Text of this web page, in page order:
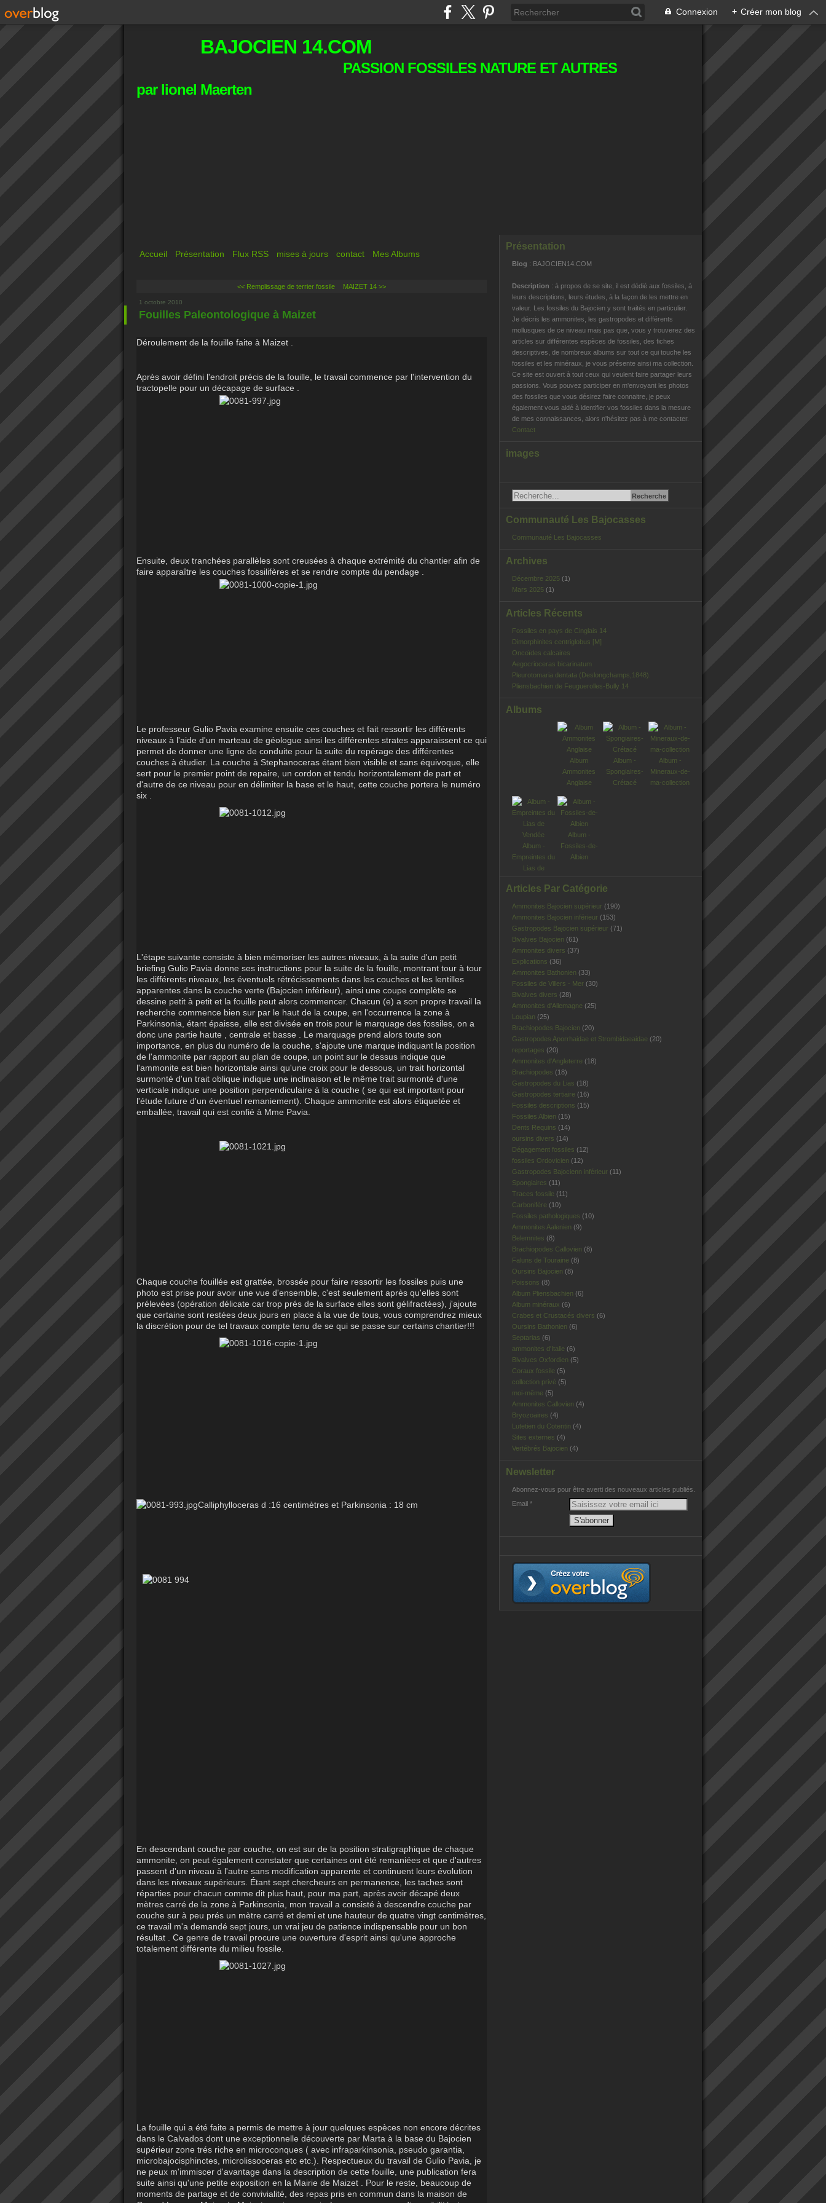
Connexion + Créer mon blog
BAJOCIEN 14.COM
PASSION FOSSILES NATURE ET AUTRES
par lionel Maerten
Accueil Présentation Flux RSS mises à jours contact Mes Albums
<< Remplissage de terrier fossile MAIZET 14 >>
1 octobre 2010
Fouilles Paleontologique à Maizet
Déroulement de la fouille faite à Maizet .
Après avoir défini l'endroit précis de la fouille, le travail commence par l'intervention du
tractopelle pour un décapage de surface .
Ensuite, deux tranchées parallèles sont creusées à chaque extrémité du chantier afin de
faire apparaître les couches fossilifères et se rendre compte du pendage .
Le professeur Gulio Pavia examine ensuite ces couches et fait ressortir les différents
niveaux à l'aide d'un marteau de géologue ainsi les différentes strates apparaissent ce qui
permet de donner une ligne de conduite pour la suite du repérage des différentes
couches à étudier. La couche à Stephanoceras étant bien visible et sans équivoque, elle
sert pour le premier point de repaire, un cordon et tendu horizontalement de part et
d'autre de ce niveau pour en délimiter la base et le haut, cette couche portera le numéro
six .
L'étape suivante consiste à bien mémoriser les autres niveaux, à la suite d'un petit
briefing Gulio Pavia donne ses instructions pour la suite de la fouille, montrant tour à tour
les différents niveaux, les éventuels rétrécissements dans les couches et les lentilles
apparentes dans la couche verte (Bajocien inférieur), ainsi une coupe complète se
dessine petit à petit et la fouille peut alors commencer. Chacun (e) a son propre travail la
recherche commence bien sur par le haut de la coupe, en l'occurrence la zone à
Parkinsonia, étant épaisse, elle est divisée en trois pour le marquage des fossiles, on a
donc une partie haute , centrale et basse . Le marquage prend alors toute son
importance, en plus du numéro de la couche, s'ajoute une marque indiquant la position
de l'ammonite par rapport au plan de coupe, un point sur le dessus indique que
l'ammonite est bien horizontale ainsi qu'une croix pour le dessous, un trait horizontal
surmonté d'un trait oblique indique une inclinaison et le même trait surmonté d'une
verticale indique une position perpendiculaire à la couche ( se qui est important pour
l'étude future d'un éventuel remaniement). Chaque ammonite est alors étiquetée et
emballée, travail qui est confié à Mme Pavia.
Chaque couche fouillée est grattée, brossée pour faire ressortir les fossiles puis une
photo est prise pour avoir une vue d'ensemble, c'est seulement après qu'elles sont
prélevées (opération délicate car trop prés de la surface elles sont gélifractées), j'ajoute
que certaine sont restées deux jours en place à la vue de tous, vous comprendrez mieux
la discrétion pour de tel travaux compte tenu de se qui se passe sur certains chantier!!!
Calliphylloceras d :16 centimètres et Parkinsonia : 18 cm
En descendant couche par couche, on est sur de la position stratigraphique de chaque
ammonite, on peut également constater que certaines ont été remaniées et que d'autres
passent d'un niveau à l'autre sans modification apparente et continuent leurs évolution
dans les niveaux supérieurs. Étant sept chercheurs en permanence, les taches sont
réparties pour chacun comme dit plus haut, pour ma part, après avoir décapé deux
mètres carré de la zone à Parkinsonia, mon travail a consisté à descendre couche par
couche sur à peu prés un mètre carré et demi et une hauteur de quatre vingt centimètres,
ce travail m'a demandé sept jours, un vrai jeu de patience indispensable pour un bon
résultat . Ce genre de travail procure une ouverture d'esprit ainsi qu'une approche
totalement différente du milieu fossile.
La fouille qui a été faite a permis de mettre à jour quelques espèces non encore décrites
dans le Calvados dont une exceptionnelle découverte par Marta à la base du Bajocien
supérieur zone trés riche en microconques ( avec infraparkinsonia, pseudo garantia,
microbajocisphinctes, microlissoceras etc etc.). Respectueux du travail de Gulio Pavia, je
ne peux m'immiscer d'avantage dans la description de cette fouille, une publication fera
suite ainsi qu'une petite exposition en la Mairie de Maizet . Pour le reste, beaucoup de
moments de partage et de convivialité, des repas pris en commun dans la maison de
Présentation
Blog : BAJOCIEN14.COM
Description : à propos de se site, il est dédié aux fossiles, à
leurs descriptions, leurs études, à la façon de les mettre en
valeur. Les fossiles du Bajocien y sont traités en particulier.
Je décris les ammonites, les gastropodes et différents
mollusques de ce niveau mais pas que, vous y trouverez des
articles sur différentes espèces de fossiles, des fiches
descriptives, de nombreux albums sur tout ce qui touche les
fossiles et les minéraux, je vous présente ainsi ma collection.
Ce site est ouvert à tout ceux qui veulent faire partager leurs
passions. Vous pouvez participer en m'envoyant les photos
des fossiles que vous désirez faire connaitre, je peux
également vous aidé à identifier vos fossiles dans la mesure
de mes connaissances, alors n'hésitez pas à me contacter.
Contact
images
Communauté Les Bajocasses
Communauté Les Bajocasses
Archives
Décembre 2025 (1)
Mars 2025 (1)
Articles Récents
Fossiles en pays de Cinglais 14
Dimorphinites centriglobus [M]
Oncoïdes calcaires
Aegocrioceras bicarinatum
Pleurotomaria dentata (Deslongchamps,1848).
Pliensbachien de Feuguerolles-Bully 14
Albums
Album
Ammonites
Anglaise
Album -
Spongiaires-
Crétacé
Album -
Mineraux-de-
ma-collection
Album -
Empreintes du
Lias de
Album -
Fossiles-de-
Albien
Articles Par Catégorie
Ammonites Bajocien supérieur (190)
Ammonites Bajocien inférieur (153)
Gastropodes Bajocien supérieur (71)
Bivalves Bajocien (61)
Ammonites divers (37)
Explications (36)
Ammonites Bathonien (33)
Fossiles de Villers - Mer (30)
Bivalves divers (28)
Ammonites d'Allemagne (25)
Loupian (25)
Brachiopodes Bajocien (20)
Gastropodes Aporrhaidae et Strombidaeaidae (20)
reportages (20)
Ammonites d'Angleterre (18)
Brachiopodes (18)
Gastropodes du Lias (18)
Gastropodes tertiaire (16)
Fossiles descriptions (15)
Fossiles Albien (15)
Dents Requins (14)
oursins divers (14)
Dégagement fossiles (12)
fossiles Ordovicien (12)
Gastropodes Bajocienn inférieur (11)
Spongiaires (11)
Traces fossile (11)
Carbonifère (10)
Fossiles pathologiques (10)
Ammonites Aalenien (9)
Belemnites (8)
Brachiopodes Callovien (8)
Faluns de Touraine (8)
Oursins Bajocien (8)
Poissons (8)
Album Pliensbachien (6)
Album minéraux (6)
Crabes et Crustacés divers (6)
Oursins Bathonien (6)
Septarias (6)
ammonites d'Italie (6)
Bivalves Oxfordien (5)
Coraux fossile (5)
collection privé (5)
moi-même (5)
Ammonites Callovien (4)
Bryozoaires (4)
Lutetien du Cotentin (4)
Sites externes (4)
Vertébrés Bajocien (4)
Newsletter
Abonnez-vous pour être averti des nouveaux articles publiés.
Email